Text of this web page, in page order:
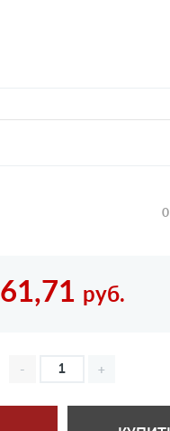
61,71 руб.